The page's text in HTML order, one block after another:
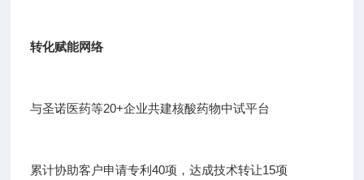
转化赋能网络
与圣诺医药等20+企业共建核酸药物中试平台
累计协助客户申请专利40项，达成技术转让15项